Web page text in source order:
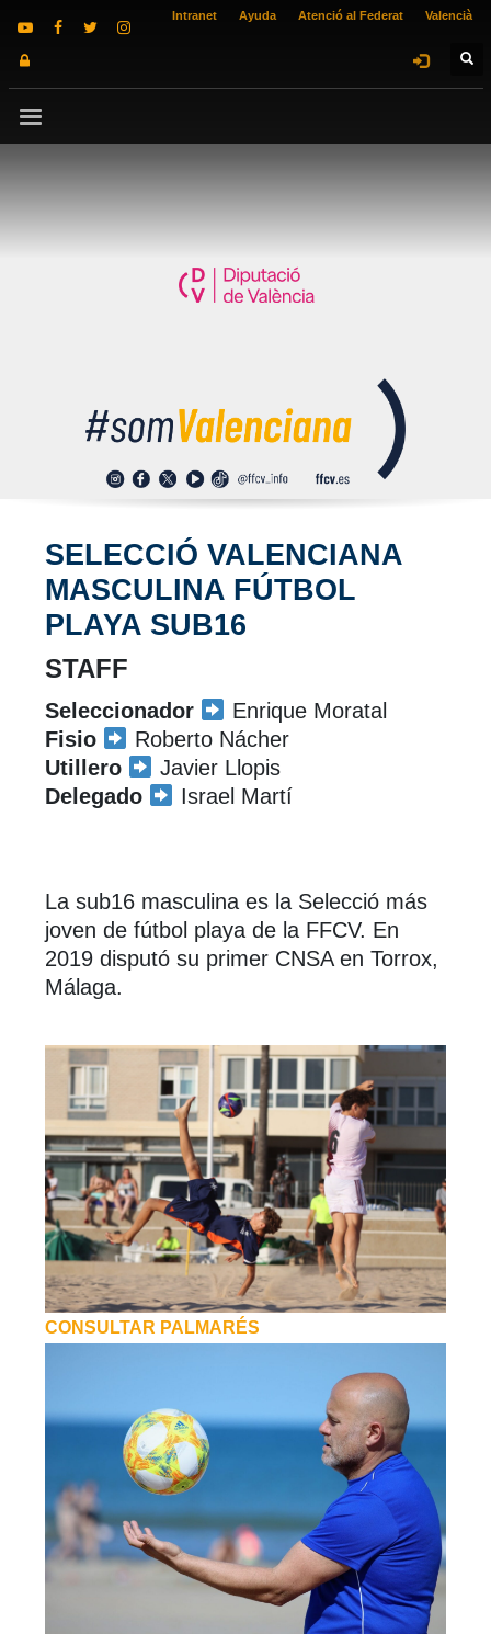
Intranet Ayuda Atenció al Federat Valencià
SELECCIÓ VALENCIANA
MASCULINA FÚTBOL
PLAYA SUB16
STAFF
Seleccionador
Enrique Moratal
Fisio
Roberto Nácher
Utillero
Javier Llopis
Delegado
Israel Martí
La sub16 masculina es la Selecció más
joven de fútbol playa de la FFCV. En
2019 disputó su primer CNSA en Torrox,
Málaga.
CONSULTAR PALMARÉS